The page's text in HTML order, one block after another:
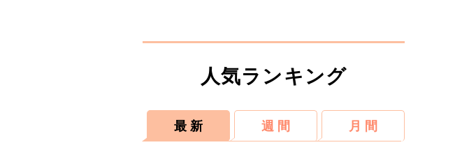
人気ランキング
最 新 週 間 月 間